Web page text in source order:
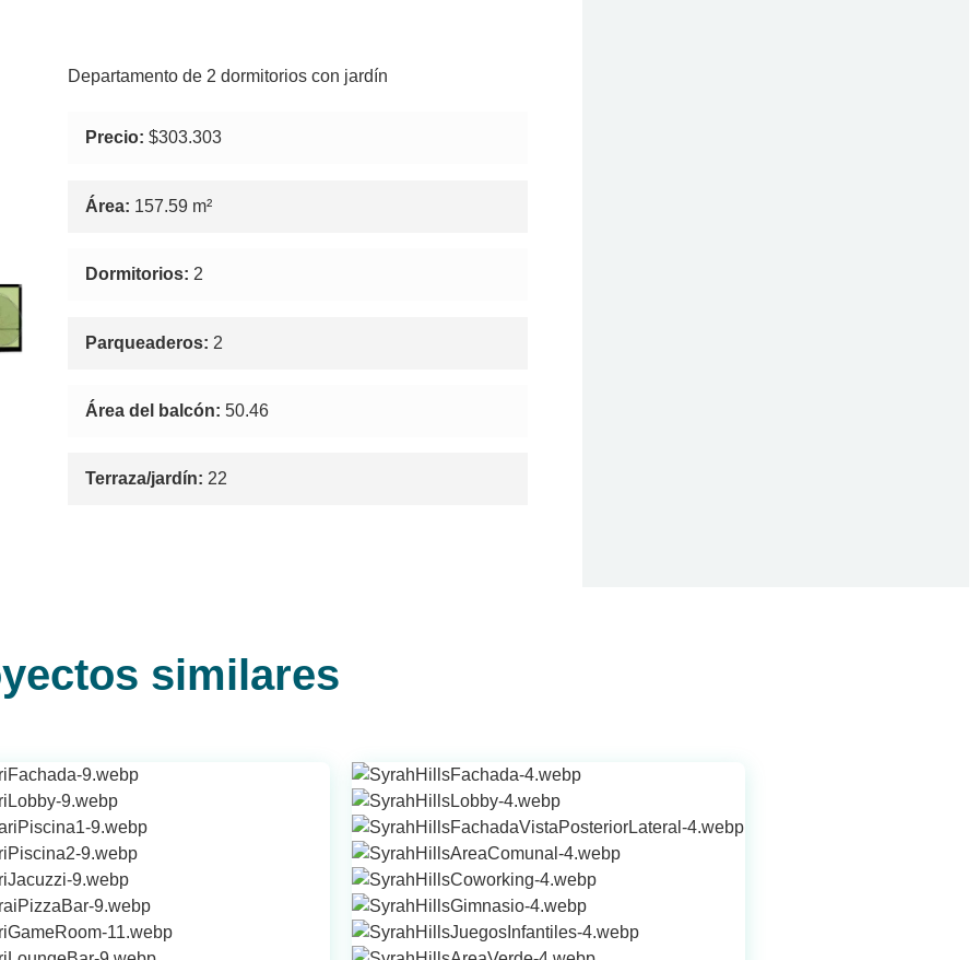
Departamento de 2 dormitorios con jardín
Precio: $303.303
Área: 157.59 m²
Dormitorios: 2
Parqueaderos: 2
Área del balcón: 50.46
Terraza/jardín: 22
similares